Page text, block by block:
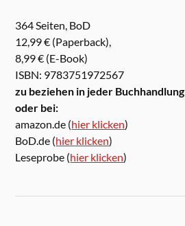
364 Seiten, BoD
12,99 € (Paperback),
8,99 € (E-Book)
ISBN: 9783751972567
zu beziehen in jeder Buchhandlung
oder bei:
amazon.de (hier klicken)
BoD.de (hier klicken)
Leseprobe (hier klicken)